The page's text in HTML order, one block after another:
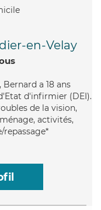
en-Velay
a 18 ans
d'infirmier (DEI).
de la vision,
activités,